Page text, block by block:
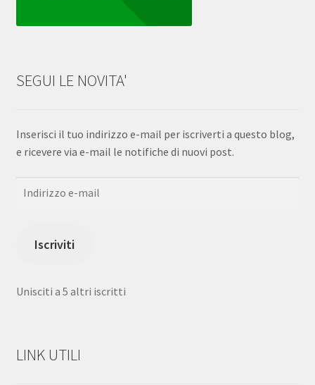
SEGUI LE NOVITA'
Inserisci il tuo indirizzo e-mail per iscriverti a questo blog,
e ricevere via e-mail le notifiche di nuovi post.
Iscriviti
Unisciti a 5 altri iscritti
LINK UTILI